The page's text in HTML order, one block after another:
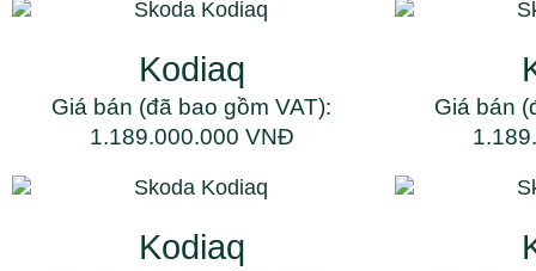
Kodiaq
Giá bán (đã bao gồm VAT):
1.189.000.000 VNĐ
Giá bán
Kodiaq